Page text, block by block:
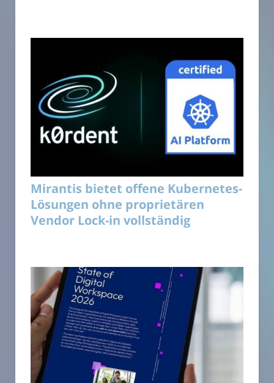
Mirantis bietet offene Kubernetes-
Lösungen ohne proprietären
Vendor Lock-in vollständig